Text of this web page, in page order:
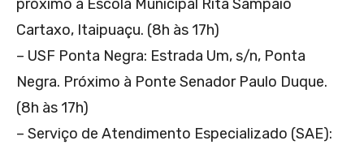
próximo à Escola Municipal Rita Sampaio
Cartaxo, Itaipuaçu. (8h às 17h)
– USF Ponta Negra: Estrada Um, s/n, Ponta
Negra. Próximo à Ponte Senador Paulo Duque.
(8h às 17h)
– Serviço de Atendimento Especializado (SAE):